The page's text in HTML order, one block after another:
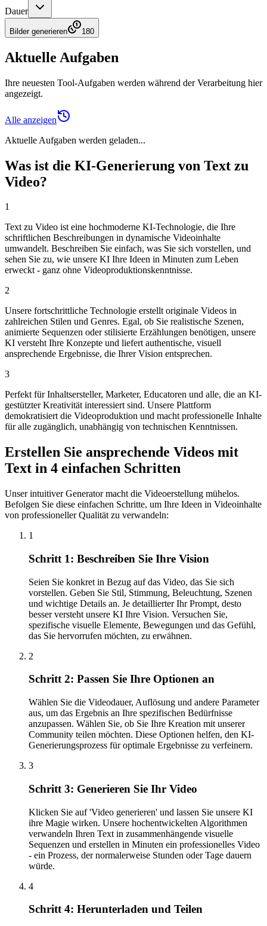
Dauer
Bilder generieren 180
Aktuelle Aufgaben
Ihre neuesten Tool-Aufgaben werden während der Verarbeitung hier
angezeigt.
Alle anzeigen
Aktuelle Aufgaben werden geladen...
Was ist die KI-Generierung von Text zu
Video?
1
Text zu Video ist eine hochmoderne KI-Technologie, die Ihre
schriftlichen Beschreibungen in dynamische Videoinhalte
umwandelt. Beschreiben Sie einfach, was Sie sich vorstellen, und
sehen Sie zu, wie unsere KI Ihre Ideen in Minuten zum Leben
erweckt - ganz ohne Videoproduktionskenntnisse.
2
Unsere fortschrittliche Technologie erstellt originale Videos in
zahlreichen Stilen und Genres. Egal, ob Sie realistische Szenen,
animierte Sequenzen oder stilisierte Erzählungen benötigen, unsere
KI versteht Ihre Konzepte und liefert authentische, visuell
ansprechende Ergebnisse, die Ihrer Vision entsprechen.
3
Perfekt für Inhaltsersteller, Marketer, Educatoren und alle, die an KI-
gestützter Kreativität interessiert sind. Unsere Plattform
demokratisiert die Videoproduktion und macht professionelle Inhalte
für alle zugänglich, unabhängig von technischen Kenntnissen.
Erstellen Sie ansprechende Videos mit
Text in 4 einfachen Schritten
Unser intuitiver Generator macht die Videoerstellung mühelos.
Befolgen Sie diese einfachen Schritte, um Ihre Ideen in Videoinhalte
von professioneller Qualität zu verwandeln:
1
Schritt 1: Beschreiben Sie Ihre Vision
Seien Sie konkret in Bezug auf das Video, das Sie sich
vorstellen. Geben Sie Stil, Stimmung, Beleuchtung, Szenen
und wichtige Details an. Je detaillierter Ihr Prompt, desto
besser versteht unsere KI Ihre Vision. Versuchen Sie,
spezifische visuelle Elemente, Bewegungen und das Gefühl,
das Sie hervorrufen möchten, zu erwähnen.
2
Schritt 2: Passen Sie Ihre Optionen an
Wählen Sie die Videodauer, Auflösung und andere Parameter
aus, um das Ergebnis an Ihre spezifischen Bedürfnisse
anzupassen. Wählen Sie, ob Sie Ihre Kreation mit unserer
Community teilen möchten. Diese Optionen helfen, den KI-
Generierungsprozess für optimale Ergebnisse zu verfeinern.
3
Schritt 3: Generieren Sie Ihr Video
Klicken Sie auf 'Video generieren' und lassen Sie unsere KI
ihre Magie wirken. Unsere hochentwickelten Algorithmen
verwandeln Ihren Text in zusammenhängende visuelle
Sequenzen und erstellen in Minuten ein professionelles Video
- ein Prozess, der normalerweise Stunden oder Tage dauern
würde.
4
Schritt 4: Herunterladen und Teilen